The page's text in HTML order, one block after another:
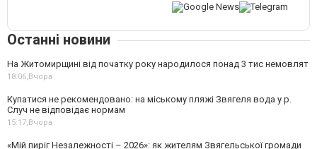
Останні новини
На Житомирщині від початку року народилося понад 3 тис немовлят
18:06,Вчора
Купатися не рекомендовано: на міському пляжі Звягеля вода у р.
Случ не відповідає нормам
15:17,Вчора
«Мій пиріг Незалежності – 2026»: як жителям Звягельської громади